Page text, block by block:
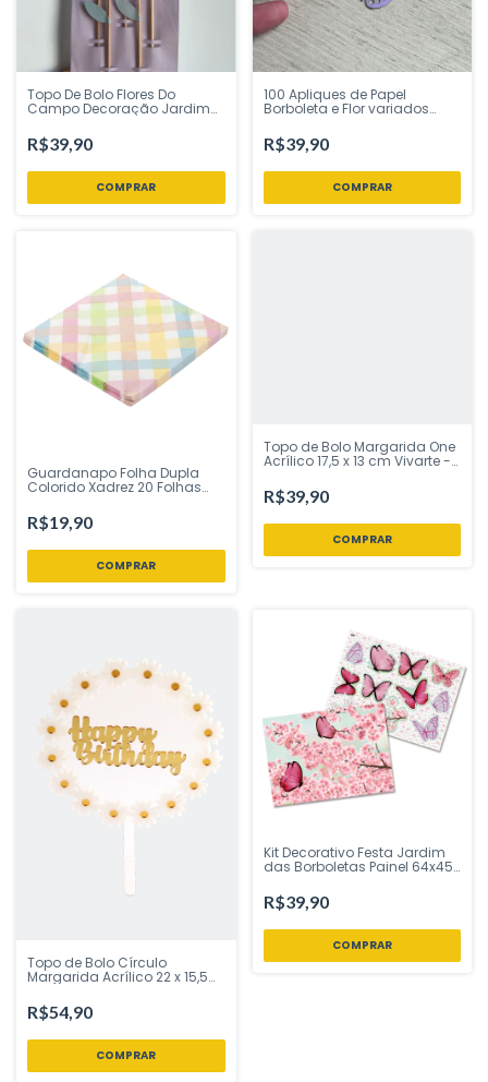
Topo De Bolo Flores Do
Campo Decoração Jardim
Festejo - Inspire sua Festa
Loja
R$39,90
100 Apliques de Papel
Borboleta e Flor variados
Inspire sua Festa Loja
R$39,90
Guardanapo Folha Dupla
Colorido Xadrez 20 Folhas
Inspire sua Festa Loja
R$19,90
Topo de Bolo Margarida One
Acrílico 17,5 x 13 cm Vivarte -
R$39,90
Topo de Bolo Círculo
Margarida Acrílico 22 x 15,5
Festa Loja
R$54,90
Kit Decorativo Festa Jardim
das Borboletas Painel 64x45
Inspire sua Festa Loja
R$39,90